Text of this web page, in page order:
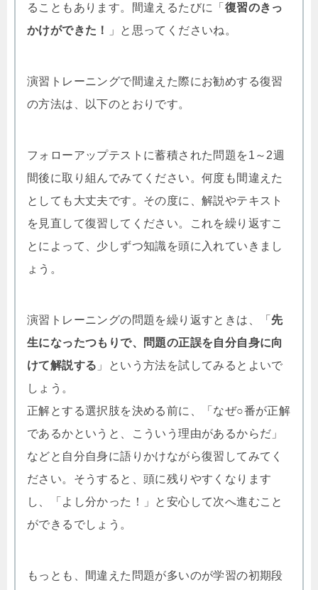
ることもあります。間違えるたびに「 復習のきっ
かけができた！
」と思ってくださいね。
演習トレーニングで間違えた際にお勧めする復習
の方法は、以下のとおりです。
フォローアップテストに蓄積された問題を1～2週
間後に取り組んでみてください。何度も間違えた
としても大丈夫です。その度に、解説やテキスト
を見直して復習してください。これを繰り返すこ
とによって、少しずつ知識を頭に入れていきまし
ょう。
演習トレーニングの問題を繰り返すときは、「 先
生になったつもりで、問題の正誤を自分自身に向
けて解説する 」という方法を試してみるとよいで
しょう。
正解とする選択肢を決める前に、「なぜ○番が正解
であるかというと、こういう理由があるからだ」
などと自分自身に語りかけながら復習してみてく
ださい。そうすると、頭に残りやすくなります
し、「よし分かった！」と安心して次へ進むこと
ができるでしょう。
もっとも、間違えた問題が多いのが学習の初期段